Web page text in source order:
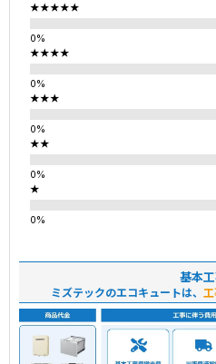
★★★★★
★★★★
★★★
★★
★
基本
ミズテックのエコキュートは、